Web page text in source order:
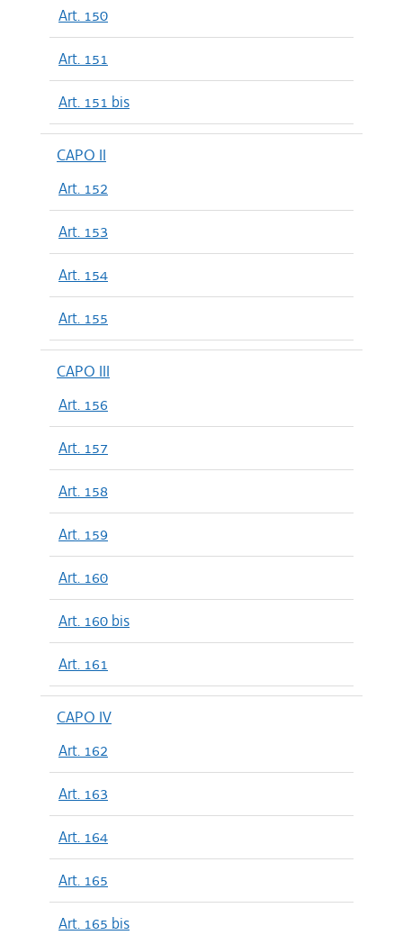
Art. 150
Art. 151
Art. 151 bis
CAPO II
Art. 152
Art. 153
Art. 154
Art. 155
CAPO III
Art. 156
Art. 157
Art. 158
Art. 159
Art. 160
Art. 160 bis
Art. 161
CAPO IV
Art. 162
Art. 163
Art. 164
Art. 165
Art. 165 bis